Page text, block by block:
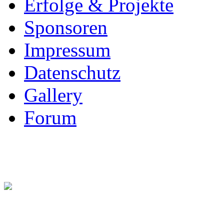
Erfolge & Projekte
Sponsoren
Impressum
Datenschutz
Gallery
Forum